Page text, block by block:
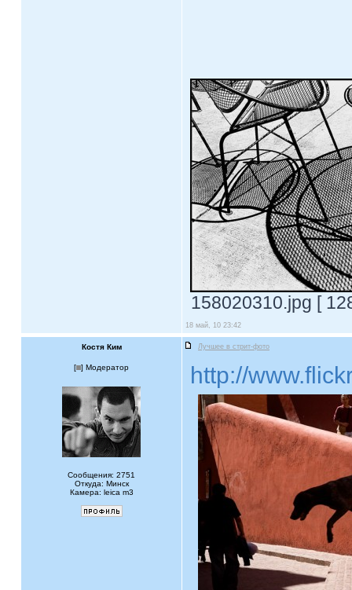
158020310.jpg [
18 май, 10 23:42
Костя Ким Лучшее в стрит-фото
[ ] Модератор
Сообщения: 2751
Откуда: Минск
Камера: leica m3
http://